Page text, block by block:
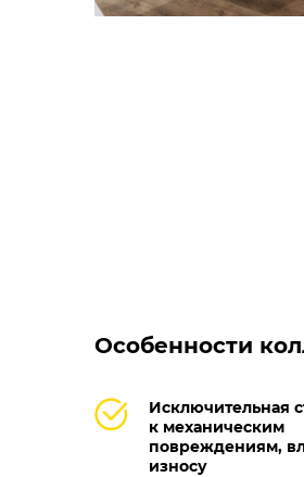
Особенности
Исключительная
к механическим
повреждениям,
износу